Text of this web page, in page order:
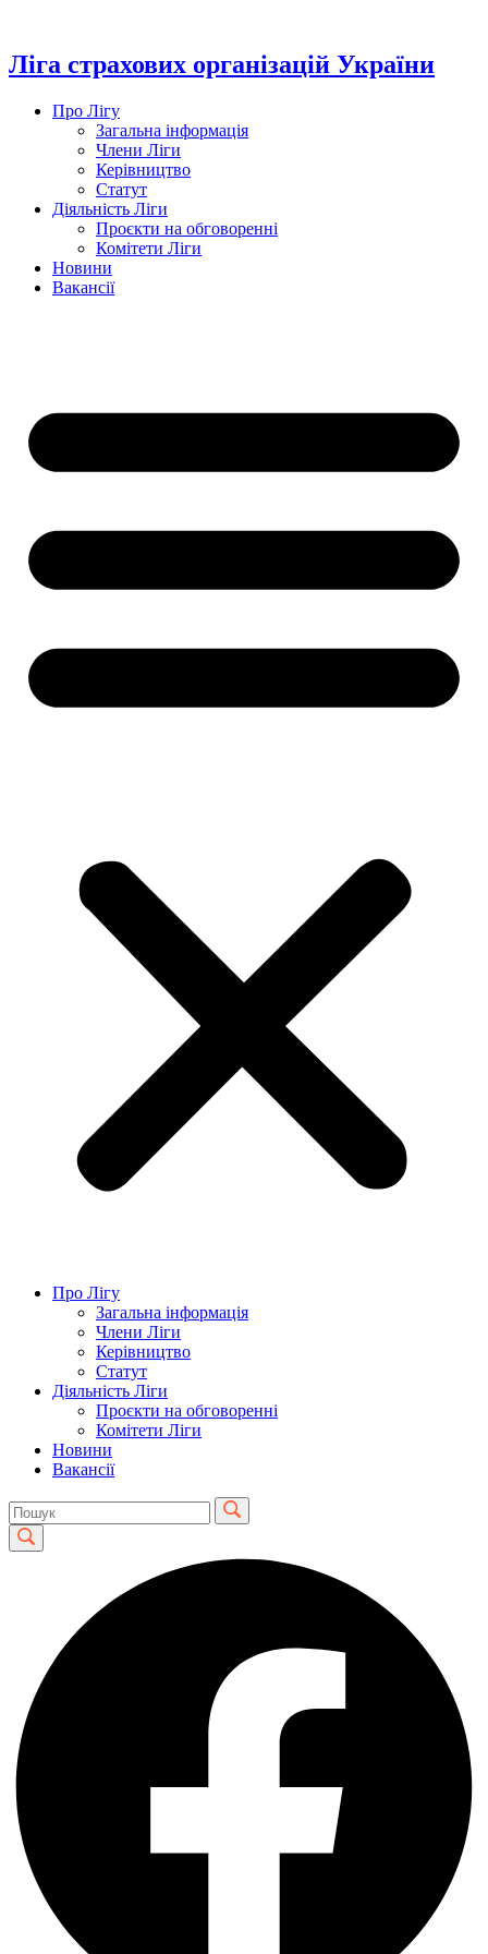
вмісту
Ліга страхових організацій України
Про Лігу
Загальна інформація
Члени Ліги
Керівництво
Статут
Діяльність Ліги
Проєкти на обговоренні
Комітети Ліги
Новини
Вакансії
Про Лігу
Загальна інформація
Члени Ліги
Керівництво
Статут
Діяльність Ліги
Проєкти на обговоренні
Комітети Ліги
Новини
Вакансії